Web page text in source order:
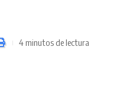
4 minutos de lectura